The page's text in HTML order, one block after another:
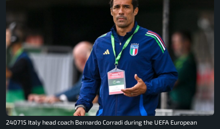
240715 Italy head coach Bernardo Corradi during the UEFA European